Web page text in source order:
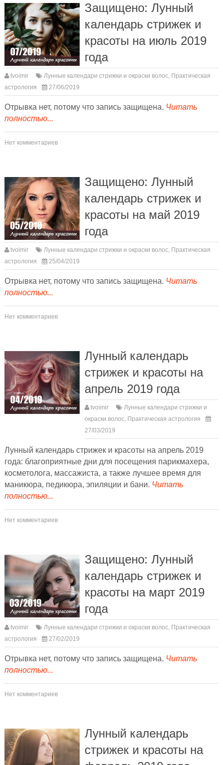
Защищено: Лунный
календарь стрижек и
красоты на июль 2019
года
tvoimir Лунные календари стрижки и окраски волос, Практическая
астрология
27/06/2019
Отрывка нет, потому что запись защищена. Читать
полностью...
Нет комментариев
Защищено: Лунный
календарь стрижек и
красоты на май 2019
года
tvoimir Лунные календари стрижки и окраски волос, Практическая
астрология
25/04/2019
Отрывка нет, потому что запись защищена. Читать
полностью...
Нет комментариев
Лунный календарь
стрижек и красоты на
апрель 2019 года
tvoimir
Лунные календари стрижки и
окраски волос, Практическая астрология
27/03/2019
Лунный календарь стрижек и красоты на апрель 2019
года: благоприятные дни для посещения парикмахера,
косметолога, массажиста, а также лучшее время для
маникюра, педикюра, эпиляции и бани. Читать
полностью...
Нет комментариев
Защищено: Лунный
календарь стрижек и
красоты на март 2019
года
tvoimir Лунные календари стрижки и окраски волос, Практическая
астрология
27/02/2019
Отрывка нет, потому что запись защищена. Читать
полностью...
Нет комментариев
Лунный календарь
стрижек и красоты на